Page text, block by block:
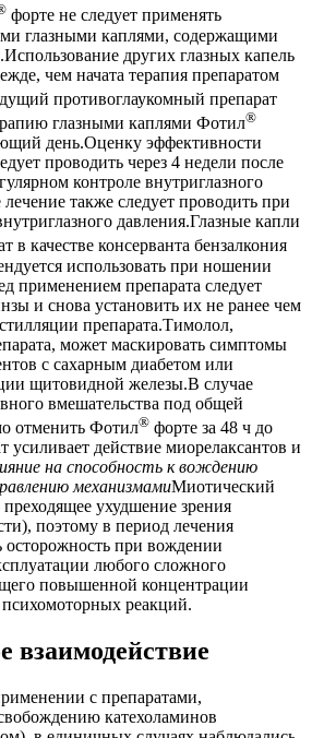
форте не следует применять
глазными каплями, содержащими
других глазных капель
чем начата терапия препаратом
противоглаукомный препарат
глазными каплями Фотил®
день.Оценку эффективности
проводить через 4 недели после
контроле внутриглазного
также следует проводить при
давления.Глазные капли
в качестве консерванта бензалкония
использовать при ношении
применением препарата следует
и снова установить их не ранее чем
препарата.Тимолол,
может маскировать симптомы
с сахарным диабетом или
щитовидной железы.В случае
вмешательства под общей
отменить Фотил® форте за 48 ч до
усиливает действие миорелаксантов и
на способность к вождению
механизмамиМиотический
ухудшение зрения
поэтому в период лечения
осторожность при вождении
любого сложного
повышенной концентрации
реакций.
взаимодействие
с препаратами,
катехоламинов